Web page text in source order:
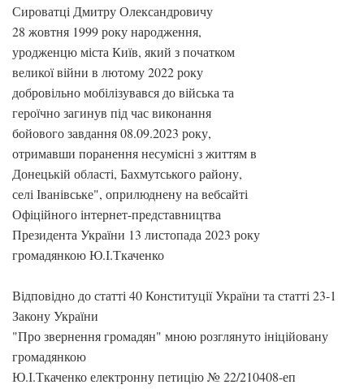
Сироватці Дмитру Олександровичу
28 жовтня 1999 року народження,
уродженцю міста Київ, який з початком
великої війни в лютому 2022 року
добровільно мобілізувався до війська та
героїчно загинув під час виконання
бойового завдання 08.09.2023 року,
отримавши поранення несумісні з життям в
Донецькій області, Бахмутського району,
селі Іванівське", оприлюднену на вебсайті
Офіційного інтернет-представництва
Президента України 13 листопада 2023 року
громадянкою Ю.І.Ткаченко
Відповідно до статті 40 Конституції України та статті 23-1
Закону України
"Про звернення громадян" мною розглянуто ініційовану
громадянкою
Ю.І.Ткаченко електронну петицію № 22/210408-еп